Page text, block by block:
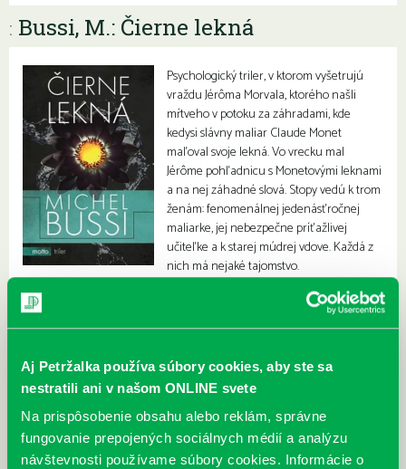
Aj Petržalka používa súbory cookies, aby ste sa
nestratili ani v našom ONLINE svete
Na prispôsobenie obsahu alebo reklám, správne
fungovanie prepojených sociálnych médií a analýzu
návštevnosti používame súbory cookies. Informácie o
: Bussi, M.: Čierne lekná
Psychologický triler, v ktorom vyšetrujú
vraždu Jérôma Morvala, ktorého našli
mŕtveho v potoku za záhradami, kde
kedysi slávny maliar Claude Monet
maľoval svoje lekná. Vo vrecku mal
Jérôme pohľadnicu s Monetovými leknami
a na nej záhadné slová. Stopy vedú k trom
ženám: fenomenálnej jedenásťročnej
maliarke, jej nebezpečne príťažlivej
učiteľke a k starej múdrej vdove. Každá z
nich má nejaké tajomstvo.